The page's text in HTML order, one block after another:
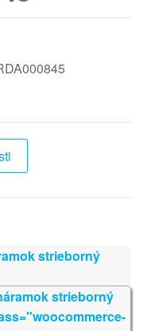
strieborný